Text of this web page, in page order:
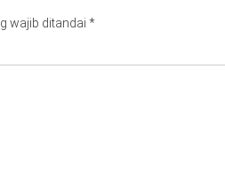
wajib ditandai *